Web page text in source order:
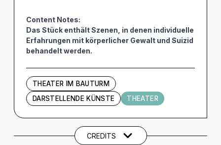
Content Notes:
Das Stück enthält Szenen, in denen individuelle
Erfahrungen mit körperlicher Gewalt und Suizid
behandelt werden.
THEATER IM BAUTURM
DARSTELLENDE KÜNSTE
THEATER
Künstler und Beteiligte
CREDITS